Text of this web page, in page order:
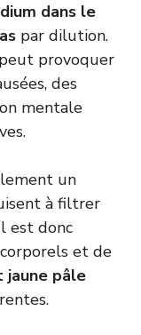
dans le
par dilution.
provoquer
des
mentale
un
à filtrer
est donc
et de
jaune pâle